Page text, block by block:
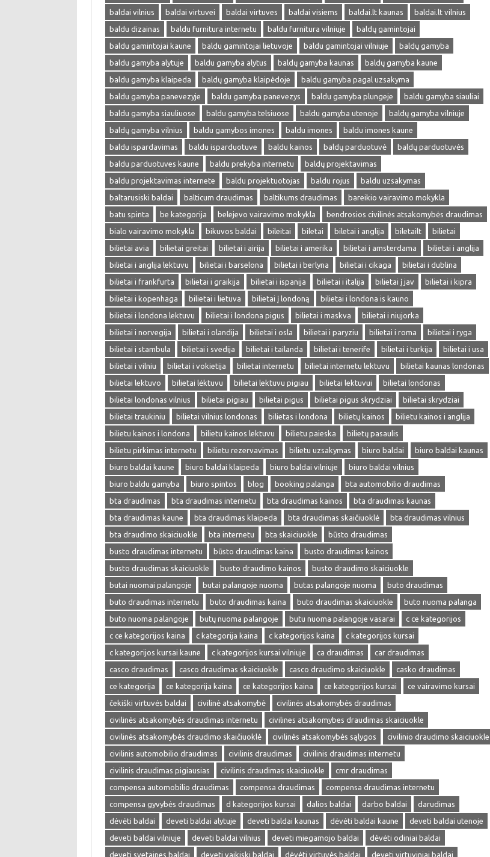
baldai vilnius
baldai virtuvei baldai virtuves baldai visiems baldai.lt kaunas
baldai.lt vilnius
baldu dizainas
baldu furnitura internetu baldu furnitura vilniuje
baldų gamintojai
baldu gamintojai kaune
baldu gamintojai lietuvoje baldu gamintojai vilniuje
baldų gamyba
baldu gamyba alytuje
baldu gamyba alytus baldų gamyba kaunas
baldų gamyba kaune
baldu gamyba klaipeda
baldų gamyba klaipėdoje
baldu gamyba pagal uzsakyma
baldu gamyba panevezyje
baldu gamyba panevezys baldu gamyba plungeje
baldu gamyba siauliai
baldu gamyba siauliuose
baldu gamyba telsiuose baldu gamyba utenoje
baldų gamyba vilniuje
baldų gamyba vilnius
baldu gamybos imones baldu imones
baldu imones kaune
baldu ispardavimas
baldu isparduotuve baldu kainos baldų parduotuvė
baldų parduotuvės
baldu parduotuves kaune
baldu prekyba internetu
baldų projektavimas
baldu projektavimas internete
baldu projektuotojas baldu rojus
baldu uzsakymas
baltarusiski baldai
balticum draudimas baltikums draudimas
bareikio vairavimo mokykla
batu spinta
be kategorija belejevo vairavimo mokykla
bendrosios civilinės atsakomybės draudimas
bialo vairavimo mokykla
bikuvos baldai bileitai biletai biletai i anglija biletailt
bilietai
bilietai avia
bilietai greitai bilietai i airija bilietai i amerika bilietai i amsterdama
bilietai i anglija
bilietai i anglija lektuvu
bilietai i barselona bilietai i berlyna bilietai i cikaga
bilietai i dublina
bilietai i frankfurta
bilietai i graikija bilietai i ispanija bilietai i italija bilietai į jav
bilietai i kipra
bilietai i kopenhaga
bilietai i lietuva bilietai į londoną
bilietai i londona is kauno
bilietai i londona lektuvu
bilietai i londona pigus bilietai i maskva
bilietai i niujorka
bilietai i norvegija
bilietai i olandija bilietai i osla bilietai i paryziu bilietai i roma
bilietai i ryga
bilietai i stambula
bilietai i svedija bilietai i tailanda bilietai i tenerife bilietai i turkija
bilietai i usa
bilietai i vilniu
bilietai i vokietija bilietai internetu bilietai internetu lektuvu
bilietai kaunas londonas
bilietai lektuvo
bilietai lėktuvu bilietai lektuvu pigiau bilietai lektuvui
bilietai londonas
bilietai londonas vilnius
bilietai pigiau bilietai pigus bilietai pigus skrydziai
bilietai skrydziai
bilietai traukiniu
bilietai vilnius londonas bilietas i londona bilietų kainos
bilietu kainos i anglija
bilietu kainos i londona
bilietu kainos lektuvu bilietu paieska
bilietų pasaulis
bilietu pirkimas internetu
bilietu rezervavimas bilietu uzsakymas biuro baldai
biuro baldai kaunas
biuro baldai kaune
biuro baldai klaipeda biuro baldai vilniuje
biuro baldai vilnius
biuro baldu gamyba
biuro spintos blog booking palanga
bta automobilio draudimas
bta draudimas
bta draudimas internetu bta draudimas kainos
bta draudimas kaunas
bta draudimas kaune
bta draudimas klaipeda bta draudimas skaičiuoklė
bta draudimas vilnius
bta draudimo skaiciuokle
bta internetu bta skaiciuokle
būsto draudimas
busto draudimas internetu
būsto draudimas kaina
busto draudimas kainos
busto draudimas skaiciuokle
busto draudimo kainos
busto draudimo skaiciuokle
butai nuomai palangoje
butai palangoje nuoma butas palangoje nuoma
buto draudimas
buto draudimas internetu
buto draudimas kaina buto draudimas skaiciuokle
buto nuoma palanga
buto nuoma palangoje
butų nuoma palangoje butu nuoma palangoje vasarai
c ce kategorijos
c ce kategorijos kaina
c kategorija kaina c kategorijos kaina
c kategorijos kursai
c kategorijos kursai kaune
c kategorijos kursai vilniuje ca draudimas
car draudimas
casco draudimas
casco draudimas skaiciuokle casco draudimo skaiciuokle
casko draudimas
ce kategorija
ce kategorija kaina ce kategorijos kaina ce kategorijos kursai
ce vairavimo kursai
čekiški virtuvės baldai
civilinė atsakomybė
civilinės atsakomybės draudimas
civilinės atsakomybės draudimas internetu
civilines atsakomybes draudimas skaiciuokle
civilinės atsakomybės draudimo skaičiuoklė
civilinės atsakomybės sąlygos
civilinio draudimo skaiciuokle
civilinis automobilio draudimas
civilinis draudimas
civilinis draudimas internetu
civilinis draudimas pigiausias
civilinis draudimas skaiciuokle
cmr draudimas
compensa automobilio draudimas
compensa draudimas
compensa draudimas internetu
compensa gyvybės draudimas
d kategorijos kursai dalios baldai darbo baldai
darudimas
dėvėti baldai
deveti baldai alytuje deveti baldai kaunas dėvėti baldai kaune
deveti baldai utenoje
deveti baldai vilniuje
deveti baldai vilnius deveti miegamojo baldai
dėvėti odiniai baldai
deveti svetaines baldai
deveti vaikiski baldai dėvėti virtuvės baldai deveti virtuviniai baldai